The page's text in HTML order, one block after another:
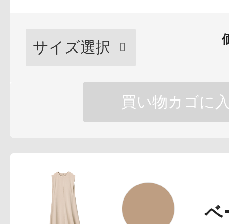
買い物カゴに
ベ